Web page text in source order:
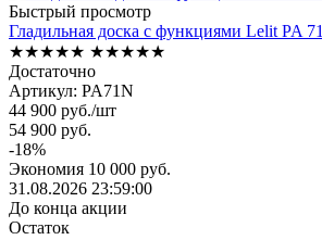
Быстрый просмотр
Гладильная доска с функциями Lelit PA 71
★★★★★ ★★★★★
Достаточно
Артикул: PA71N
44 900 руб./шт
54 900 руб.
-18%
Экономия 10 000 руб.
31.08.2026 23:59:00
До конца акции
Остаток